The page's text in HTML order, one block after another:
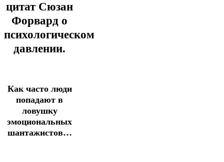
цитат Сюзан
Форвард о
психологическом
давлении.
Как часто люди
попадают в
ловушку
эмоциональных
шантажистов…